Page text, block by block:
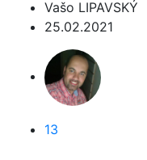
Vašo LIPAVSKÝ
25.02.2021
13